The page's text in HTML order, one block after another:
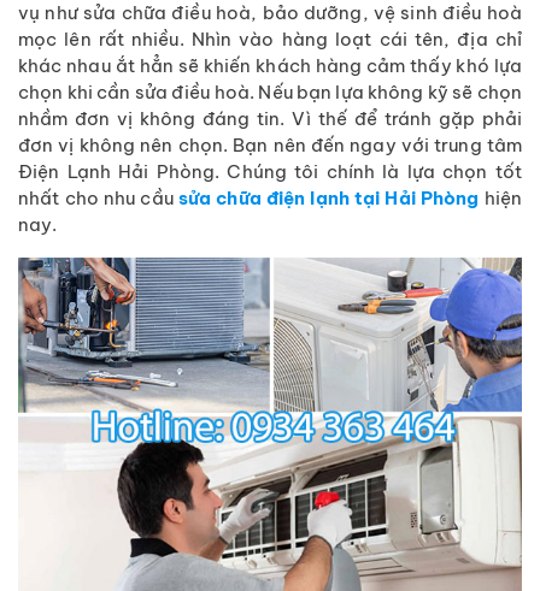
vụ như sửa chữa điều hoà, bảo dưỡng, vệ sinh điều hoà
mọc lên rất nhiều. Nhìn vào hàng loạt cái tên, địa chỉ
khác nhau ắt hẳn sẽ khiến khách hàng cảm thấy khó lựa
chọn khi cần sửa điều hoà. Nếu bạn lựa không kỹ sẽ chọn
nhầm đơn vị không đáng tin. Vì thế để tránh gặp phải
đơn vị không nên chọn. Bạn nên đến ngay với trung tâm
Điện Lạnh Hải Phòng. Chúng tôi chính là lựa chọn tốt
nhất cho nhu cầu sửa chữa điện lạnh tại Hải Phòng hiện
nay.